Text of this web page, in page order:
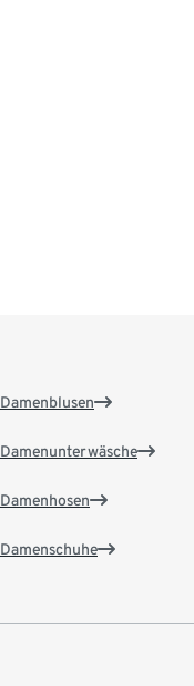
Damenblusen
Damenunterwäsche
Damenhosen
Damenschuhe